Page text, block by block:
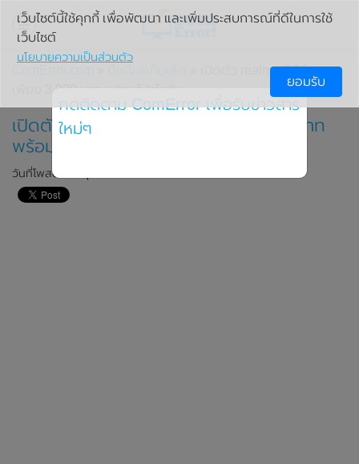
» เปิดตัว realme C3 ในราคา
เปิดตัว realme C3 ในราคาเพียง 3,999 บาท
พร้อมโปรโมชั่น
วันที่โพสต์: 20 กุมภาพันธ์ 2020
เว็บไซต์นี้ใช้คุกกี้ เพื่อพัฒนา และเพิ่มประสบการณ์ที่ดีในการใช้
เว็บไซต์
นโยบายความเป็นส่วนตัว
ยอมรับ
กดติดตาม ComError เพื่อรับข่าวสาร
ใหม่ๆ